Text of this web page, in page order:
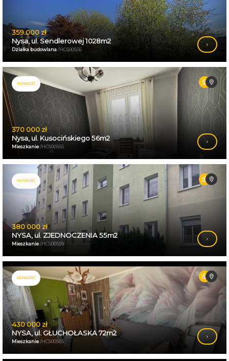
359 000 zł
Nysa, ul. Sendlerowej 1028m2
Działka budowlana/HCS00556
NOWOŚĆ
370 000 zł
Nysa, ul. Kusocińskiego 56m2
Mieszkanie/HCS00555
NOWOŚĆ
380 000 zł
NYSA, ul. ZJEDNOCZENIA 55m2
Mieszkanie/HCS00559
NOWOŚĆ
430 000 zł
NYSA, ul. GŁUCHOŁASKA 72m2
Mieszkanie/HCS00565